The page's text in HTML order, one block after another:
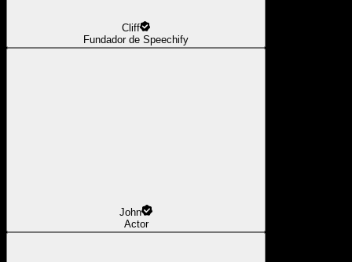
Cliff
Fundador de Speechify
John
Actor